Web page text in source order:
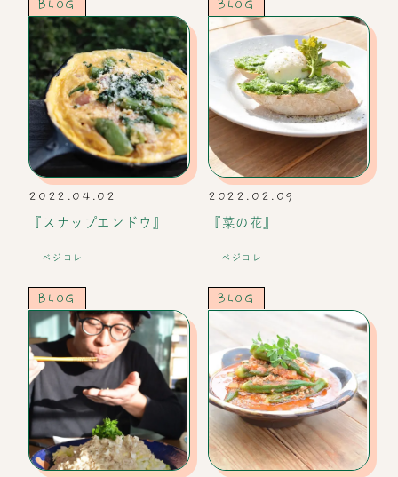
BLOG
2022.04.02
『スナップエンドウ』
ベジコレ
BLOG
2022.02.09
『菜の花』
ベジコレ
BLOG BLOG